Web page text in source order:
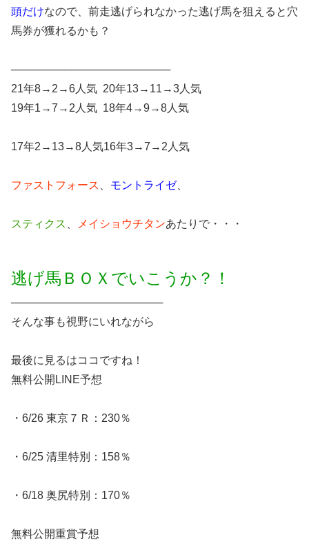
頭だけなので、前走逃げられなかった逃げ馬を狙えると穴
馬券が獲れるかも？
─────────────────────
21年8→2→6人気 20年13→11→3人気
19年1→7→2人気 18年4→9→8人気
17年2→13→8人気16年3→7→2人気
ファストフォース モントライゼ、
スティクス メイショウチタンあたりで・・・
逃げ馬ＢＯＸでいこうか？！
────────────────────
そんな事も視野にいれながら
最後に見るはココですね！
無料公開LINE予想
・6/26 東京７Ｒ：230％
・6/25 清里特別：158％
・6/18 奥尻特別：170％
無料公開重賞予想